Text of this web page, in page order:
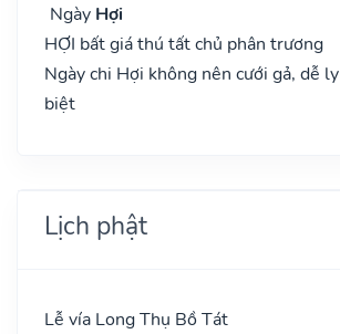
Ngày Hợi
HỢI bất giá thú tất chủ phân trương
Ngày chi Hợi không nên cưới gả, dễ ly
biệt
Lịch phật
Lễ vía Long Thụ Bồ Tát